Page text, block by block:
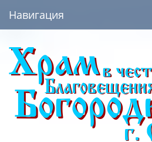
Навигация